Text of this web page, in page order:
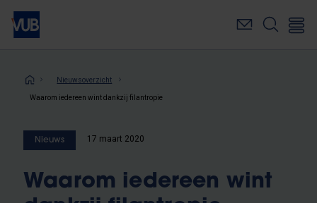
Overslaan
naar
inhoudKruimelpad
Nieuwsoverzicht
Waarom iedereen wint dankzij filantropie
Nieuws 17 maart 2020
Waarom iedereen wint